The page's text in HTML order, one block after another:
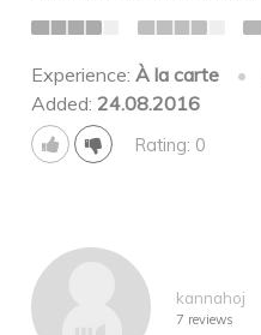
Experience:À la carte •
Added: 24.08.2016
Rating: 0
kannahoj
7 reviews